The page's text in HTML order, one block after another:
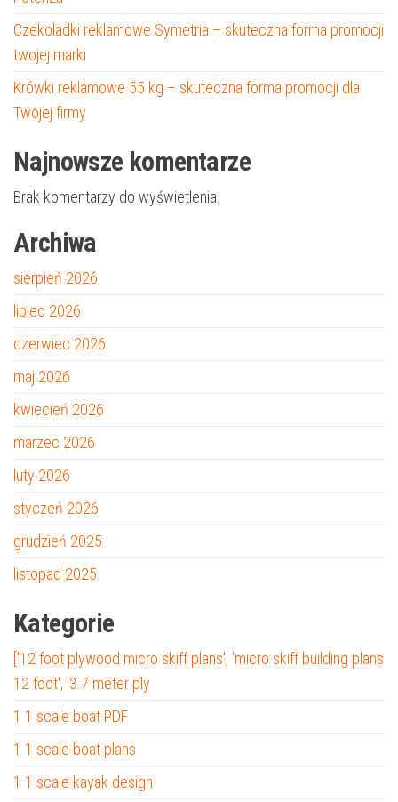
Czekoladki reklamowe Symetria – skuteczna forma promocji
twojej marki
Krówki reklamowe 55 kg – skuteczna forma promocji dla
Twojej firmy
Najnowsze komentarze
Brak komentarzy do wyświetlenia.
Archiwa
sierpień 2026
lipiec 2026
czerwiec 2026
maj 2026
kwiecień 2026
marzec 2026
luty 2026
styczeń 2026
grudzień 2025
listopad 2025
Kategorie
['12 foot plywood micro skiff plans', 'micro skiff building plans
12 foot', '3.7 meter ply
1 1 scale boat PDF
1 1 scale boat plans
1 1 scale kayak design